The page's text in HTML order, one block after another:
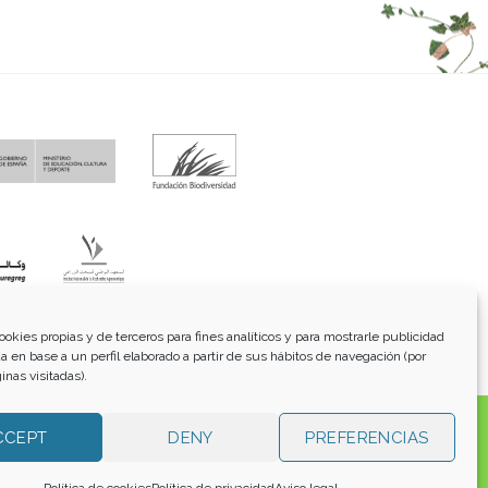
propias y de terceros para fines analíticos y para mostrarle publicidad
en base a un perfil elaborado a partir de sus hábitos de navegación (por
visitadas).
DENY PREFERENCIAS
Tel:91 543 46 73
transmitidos, exhibidos, publicados o retransmitidos
ninguna marca, derecho de autor u otro aviso de
su uso personal, no comercial. Los enlaces a otros
involucrado en su producción y no es responsable de